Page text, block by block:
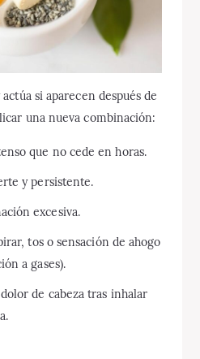
si aparecen después de
una nueva combinación:
que no cede en horas.
y persistente.
excesiva.
tos o sensación de ahogo
a gases).
de cabeza tras inhalar